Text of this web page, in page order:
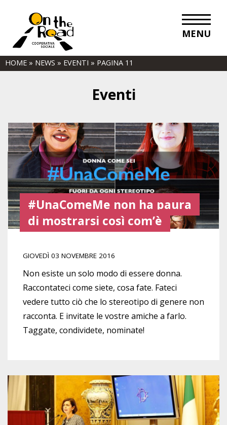
MENU
HOME » NEWS » EVENTI » PAGINA 11
Eventi
#UnaComeMe non ha paura
di mostrarsi così com’è
GIOVEDÌ 03 NOVEMBRE 2016
Non esiste un solo modo di essere donna.
Raccontateci come siete, cosa fate. Fateci
vedere tutto ciò che lo stereotipo di genere non
racconta. E invitate le vostre amiche a farlo.
Taggate, condividete, nominate!